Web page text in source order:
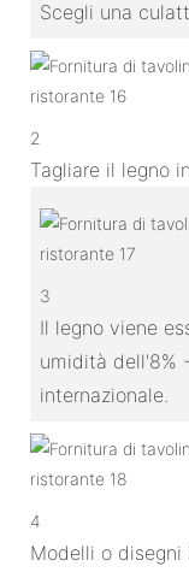
Scegli una
2
Tagliare il legno
3
Il legno viene
umidità dell'8%
internazionale.
4
Modelli o